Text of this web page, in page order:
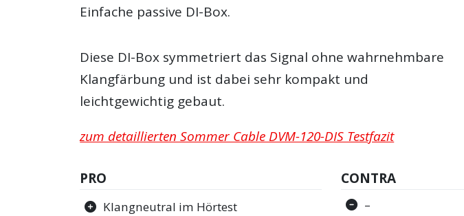
Einfache passive DI-Box.
Diese DI-Box symmetriert das Signal ohne wahrnehmbare
Klangfärbung und ist dabei sehr kompakt und
leichtgewichtig gebaut.
zum detaillierten Sommer Cable DVM-120-DIS Testfazit
PRO
Klangneutral im Hörtest
CONTRA
–